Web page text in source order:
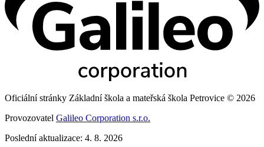
Oficiální stránky Základní škola a mateřská škola Petrovice © 2026
Provozovatel Galileo Corporation s.r.o.
Poslední aktualizace: 4. 8. 2026